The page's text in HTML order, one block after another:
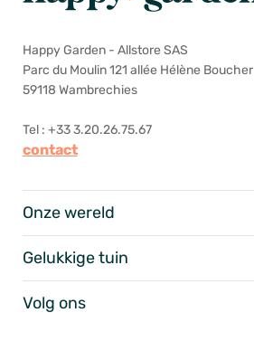
Happy Garden - Allstore SAS
Parc du Moulin 121 allée Hélène Boucher
59118 Wambrechies
Tel : +33 3.20.26.75.67
contact
Onze wereld
Gelukkige tuin
Volg ons